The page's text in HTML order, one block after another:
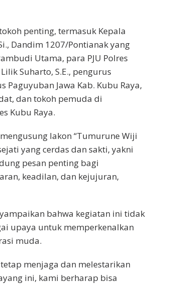
penting, termasuk Kepala
Dandim 1207/Pontianak yang
Utama, para PJU Polres
Suharto, S.E., pengurus
Paguyuban Jawa Kab. Kubu Raya,
dan tokoh pemuda di
Kubu Raya.
lakon “Tumurune Wiji
yang cerdas dan sakti, yakni
pesan penting bagi
keadilan, dan kejujuran,
bahwa kegiatan ini tidak
upaya untuk memperkenalkan
muda.
menjaga dan melestarikan
ini, kami berharap bisa